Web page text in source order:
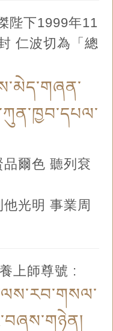
陛下1999年11
仁波切為「總
爾色 聽列袞
光明 事業周
上師尊號 :